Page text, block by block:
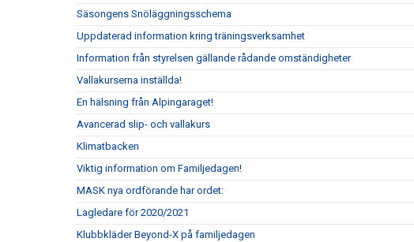
Säsongens Snöläggningsschema
Uppdaterad information kring träningsverksamhet
Information från styrelsen gällande rådande omständigheter
Vallakurserna inställda!
En hälsning från Alpingaraget!
Avancerad slip- och vallakurs
Klimatbacken
Viktig information om Familjedagen!
MASK nya ordförande har ordet:
Lagledare för 2020/2021
Klubbkläder Beyond-X på familjedagen